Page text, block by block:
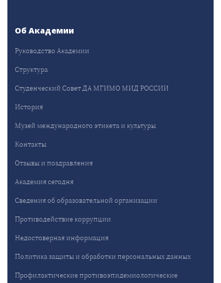
Об Академии
Руководство Академии
Структура
Студенческий Совет ДА МГИМО МИД РОССИИ
История
Музей международного этикета и культуры
Контакты
Отзывы и поздравления
Академия сегодня
Сведения об образовательной организации
Противодействие коррупции
Недостоверная информация
Политика защиты и обработки персональных данных
Профилактические противоэпидемиологические